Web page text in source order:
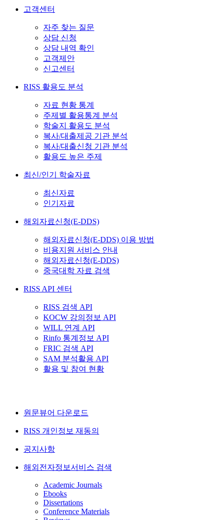
고객센터
자주 찾는 질문
상담 신청
상담 내역 확인
고객제안
신고센터
RISS 활용도 분석
자료 현황 통계
주제별 활용통계 분석
학술지 활용도 분석
복사/대출제공 기관 분석
복사/대출신청 기관 분석
활용도 높은 주제
최신/인기 학술자료
최신자료
인기자료
해외자료신청(E-DDS)
해외자료신청(E-DDS) 이용 방법
비용지원 서비스 안내
해외자료신청(E-DDS)
중국대학 자료 검색
RISS API 센터
RISS 검색 API
KOCW 강의정보 API
WILL 연계 API
Rinfo 통계정보 API
FRIC 검색 API
SAM 분석활용 API
활용 및 참여 현황
원문뷰어 다운로드
RISS 개인정보 재동의
공지사항
해외전자정보서비스 검색
Academic Journals
Ebooks
Dissertations
Conference Materials